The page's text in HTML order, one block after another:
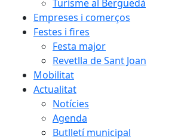
Turisme al Berguedà
Empreses i comerços
Festes i fires
Festa major
Revetlla de Sant Joan
Mobilitat
Actualitat
Notícies
Agenda
Butlletí municipal